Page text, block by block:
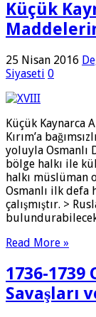
Küçük
25 Nisan 2016
Siyaseti 0
Küçük Kaynarca
Kırım’a
yoluyla Osmanlı
bölge halkı ile
halkı müslüman
Osmanlı ilk defa
çalışmıştır. >
Read More »
1736-1739
Savaşları